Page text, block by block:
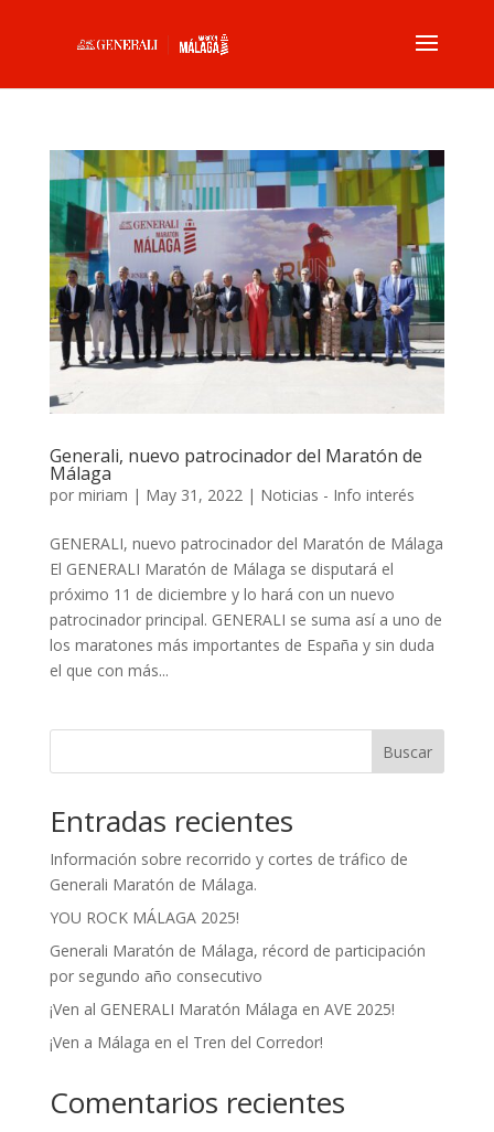
Generali, nuevo patrocinador del Maratón de
Málaga
por miriam | May 31, 2022| Noticias - Info interés
GENERALI, nuevo patrocinador del Maratón de Málaga
El GENERALI Maratón de Málaga se disputará el
próximo 11 de diciembre y lo hará con un nuevo
patrocinador principal. GENERALI se suma así a uno de
los maratones más importantes de España y sin duda
el que con más...
Buscar
Entradas recientes
Información sobre recorrido y cortes de tráfico de
Generali Maratón de Málaga.
YOU ROCK MÁLAGA 2025!
Generali Maratón de Málaga, récord de participación
por segundo año consecutivo
¡Ven al GENERALI Maratón Málaga en AVE 2025!
¡Ven a Málaga en el Tren del Corredor!
Comentarios recientes